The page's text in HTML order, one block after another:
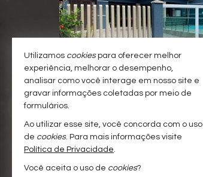
#317 Casa
6 5
R$ 850.000,00
Utilizamos cookiespara oferecer melhor
experiência, melhorar o desempenho,
analisar como você interage em nosso site e
gravar informações coletadas por meio de
formulários.
Ao utilizar esse site, você concorda com o uso
de cookies. Para mais informações visite
Política de Privacidade.
Você aceita o uso de cookies?